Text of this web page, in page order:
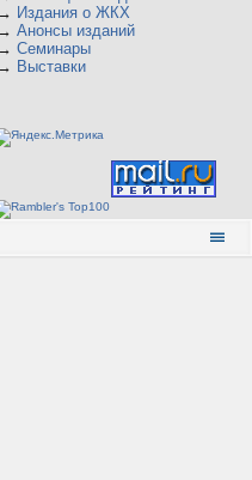
→ Издания о ЖКХ
→ Анонсы изданий
→ Семинары
→ Выставки